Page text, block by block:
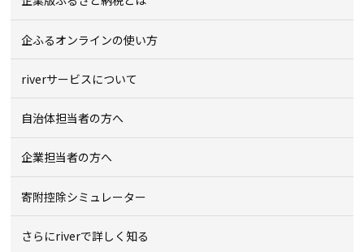
企ふるオンラインの使い方
riverサービスについて
自治体担当者の方へ
企業担当者の方へ
寄附控除シミュレーター
さらにriverで詳しく知る